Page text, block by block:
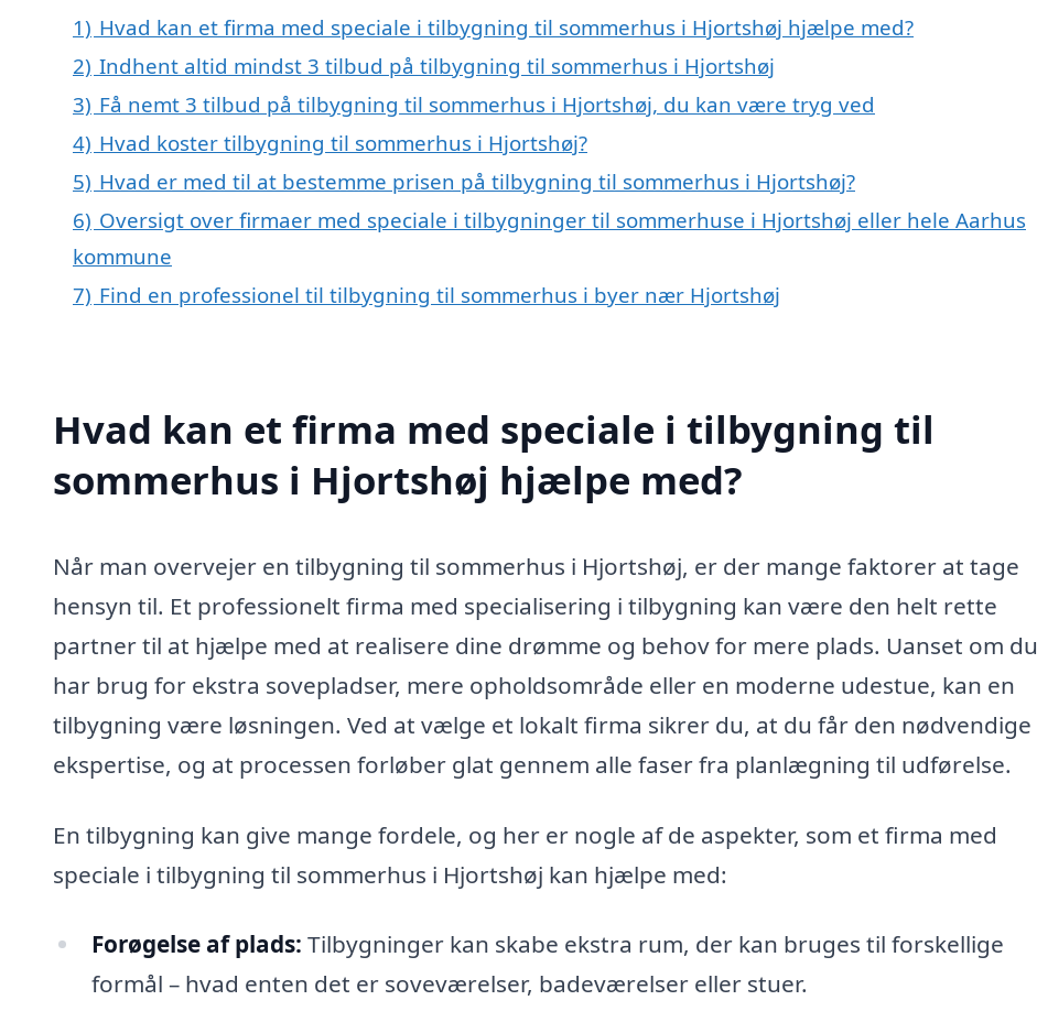
1) Hvad kan et firma med speciale i tilbygning til sommerhus i Hjortshøj hjælpe med?
2) Indhent altid mindst 3 tilbud på tilbygning til sommerhus i Hjortshøj
3) Få nemt 3 tilbud på tilbygning til sommerhus i Hjortshøj, du kan være tryg ved
4) Hvad koster tilbygning til sommerhus i Hjortshøj?
5) Hvad er med til at bestemme prisen på tilbygning til sommerhus i Hjortshøj?
6) Oversigt over firmaer med speciale i tilbygninger til sommerhuse i Hjortshøj eller hele Aarhus
kommune
7) Find en professionel til tilbygning til sommerhus i byer nær Hjortshøj
Hvad kan et firma med speciale i tilbygning til
sommerhus i Hjortshøj hjælpe med?
Når man overvejer en tilbygning til sommerhus i Hjortshøj, er der mange faktorer at tage
hensyn til. Et professionelt firma med specialisering i tilbygning kan være den helt rette
partner til at hjælpe med at realisere dine drømme og behov for mere plads. Uanset om du
har brug for ekstra sovepladser, mere opholdsområde eller en moderne udestue, kan en
tilbygning være løsningen. Ved at vælge et lokalt firma sikrer du, at du får den nødvendige
ekspertise, og at processen forløber glat gennem alle faser fra planlægning til udførelse.
En tilbygning kan give mange fordele, og her er nogle af de aspekter, som et firma med
speciale i tilbygning til sommerhus i Hjortshøj kan hjælpe med:
Forøgelse af plads: Tilbygninger kan skabe ekstra rum, der kan bruges til forskellige
formål – hvad enten det er soveværelser, badeværelser eller stuer.